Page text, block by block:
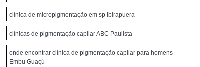
Micropigmentação Capilar para Calvície
Micropigmentação Capilar para Homens
Cabelo Feminino
clínica de micropigmentação em sp Ibirapuera
clínicas de pigmentação capilar ABC Paulista
onde encontrar clínica de pigmentação capilar para homens
Embu Guaçú